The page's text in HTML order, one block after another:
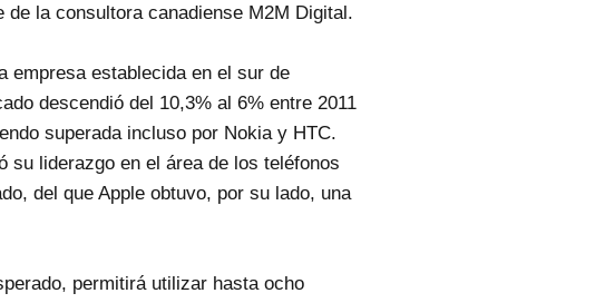
la consultora canadiense M2M Digital.
empresa establecida en el sur de
descendió del 10,3% al 6% entre 2011
superada incluso por Nokia y HTC.
su liderazgo en el área de los teléfonos
del que Apple obtuvo, por su lado, una
permitirá utilizar hasta ocho